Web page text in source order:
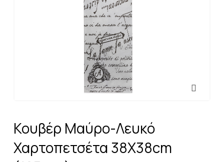
Κουβέρ Μαύρο-Λευκό
Χαρτοπετσέτα 38X38cm